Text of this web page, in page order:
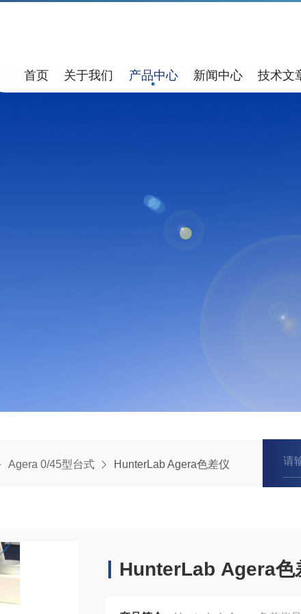
首页 关于我们 产品中心 新闻中心 技术文
Agera 0/45型台式 HunterLab Agera色差仪
HunterLab Agera色